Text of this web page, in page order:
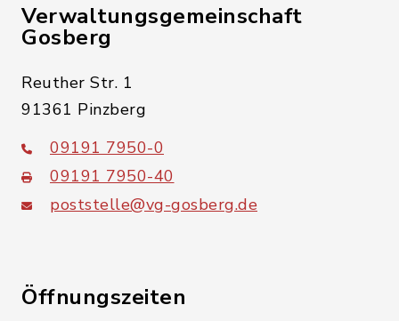
Verwaltungsgemeinschaft
Gosberg
Reuther Str. 1
91361 Pinzberg
09191 7950-0
09191 7950-40
poststelle@vg-gosberg.de
Öffnungszeiten